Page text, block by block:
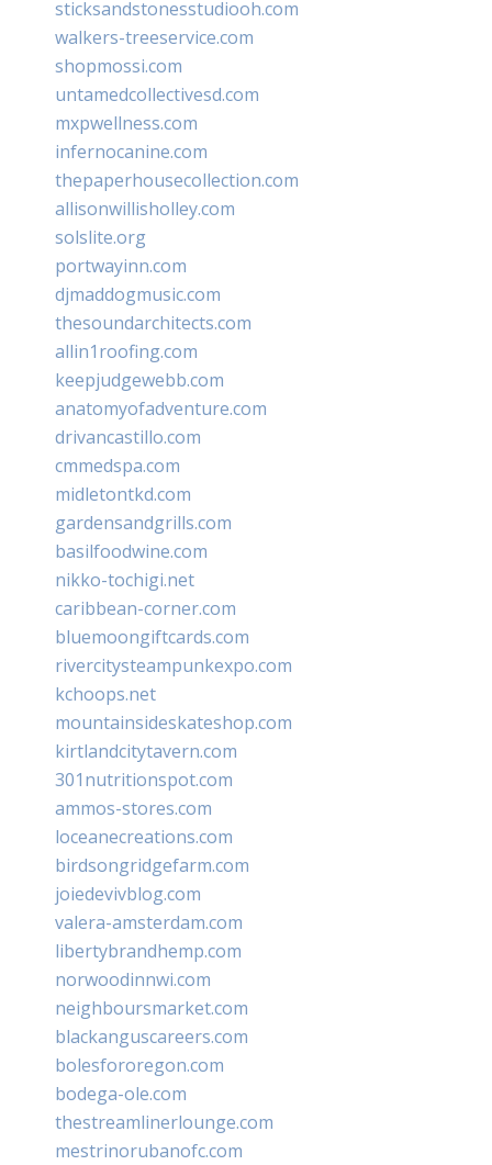
sticksandstonesstudiooh.com
walkers-treeservice.com
shopmossi.com
untamedcollectivesd.com
mxpwellness.com
infernocanine.com
thepaperhousecollection.com
allisonwillisholley.com
solslite.org
portwayinn.com
djmaddogmusic.com
thesoundarchitects.com
allin1roofing.com
keepjudgewebb.com
anatomyofadventure.com
drivancastillo.com
cmmedspa.com
midletontkd.com
gardensandgrills.com
basilfoodwine.com
nikko-tochigi.net
caribbean-corner.com
bluemoongiftcards.com
rivercitysteampunkexpo.com
kchoops.net
mountainsideskateshop.com
kirtlandcitytavern.com
301nutritionspot.com
ammos-stores.com
loceanecreations.com
birdsongridgefarm.com
joiedevivblog.com
valera-amsterdam.com
libertybrandhemp.com
norwoodinnwi.com
neighboursmarket.com
blackanguscareers.com
bolesfororegon.com
bodega-ole.com
thestreamlinerlounge.com
mestrinorubanofc.com